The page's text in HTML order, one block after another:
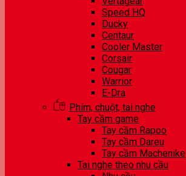
Speed HQ
Ducky
Centaur
Cooler Master
Corsair
Cougar
Warrior
E-Dra
Phím, chuột, tai nghe
Tay cầm game
Tay cầm Rapoo
Tay cầm Dareu
Tay cầm Machenike
Tai nghe theo nhu cầu